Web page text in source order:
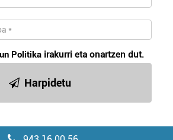
Politika irakurri eta onartzen dut.
Harpidetu